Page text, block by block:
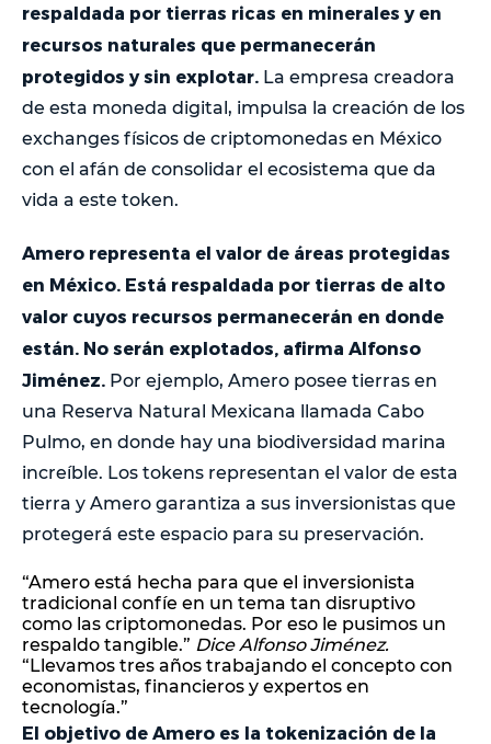
respaldada por tierras ricas en minerales y en
recursos naturales que permanecerán
protegidos y sin explotar. La empresa creadora
de esta moneda digital, impulsa la creación de los
exchanges físicos de criptomonedas en México
con el afán de consolidar el ecosistema que da
vida a este token.
Amero representa el valor de áreas protegidas
en México. Está respaldada por tierras de alto
valor cuyos recursos permanecerán en donde
están. No serán explotados, afirma Alfonso
Jiménez. Por ejemplo, Amero posee tierras en
una Reserva Natural Mexicana llamada Cabo
Pulmo, en donde hay una biodiversidad marina
increíble. Los tokens representan el valor de esta
tierra y Amero garantiza a sus inversionistas que
protegerá este espacio para su preservación.
“Amero está hecha para que el inversionista
tradicional confíe en un tema tan disruptivo
como las criptomonedas. Por eso le pusimos un
respaldo tangible.” Dice Alfonso Jiménez.
“Llevamos tres años trabajando el concepto con
economistas, financieros y expertos en
tecnología.”
El objetivo de Amero es la tokenización de la